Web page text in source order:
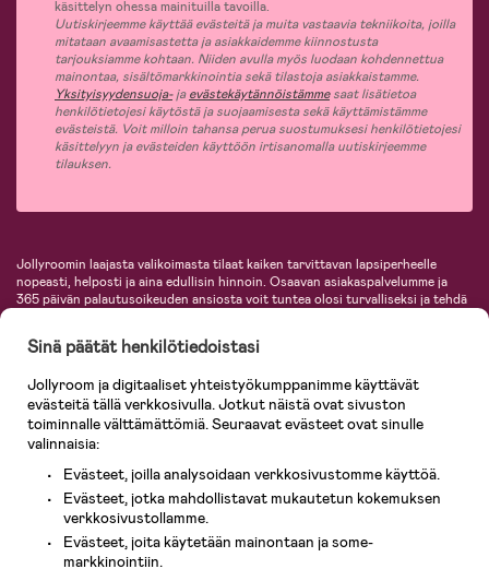
käsittelyn ohessa mainituilla tavoilla.
Uutiskirjeemme käyttää evästeitä ja muita vastaavia tekniikoita, joilla
mitataan avaamisastetta ja asiakkaidemme kiinnostusta
tarjouksiamme kohtaan. Niiden avulla myös luodaan kohdennettua
mainontaa, sisältömarkkinointia sekä tilastoja asiakkaistamme.
Yksityisyydensuoja-jaevästekäytännöistämmesaat lisätietoa
henkilötietojesi käytöstä ja suojaamisesta sekä käyttämistämme
evästeistä. Voit milloin tahansa perua suostumuksesi henkilötietojesi
käsittelyyn ja evästeiden käyttöön irtisanomalla uutiskirjeemme
tilauksen.
Jollyroomin laajasta valikoimasta tilaat kaiken tarvittavan lapsiperheelle
nopeasti, helposti ja aina edullisin hinnoin. Osaavan asiakaspalvelumme ja
365 päivän palautusoikeuden ansiosta voit tuntea olosi turvalliseksi ja tehdä
lastentarvikkeita sekä paljon muuta. Meiltä löydät lukuisia tunnettuja
KidKraft, Ergobaby, Philips Avent, Neonate, Cybex, LEGO ja monia muita!
Tervetuloa shoppailemaan Pohjoismaiden suurimpaan lastentarvikkeiden
verkkokauppaan!
Sinä päätät henkilötiedoistasi
Jollyroom ja digitaaliset yhteistyökumppanimme käyttävät
evästeitä tällä verkkosivulla. Jotkut näistä ovat sivuston
toiminnalle välttämättömiä. Seuraavat evästeet ovat sinulle
valinnaisia:
Evästeet, joilla analysoidaan verkkosivustomme käyttöä.
Evästeet, jotka mahdollistavat mukautetun kokemuksen
verkkosivustollamme.
Evästeet, joita käytetään mainontaan ja some-
markkinointiin.